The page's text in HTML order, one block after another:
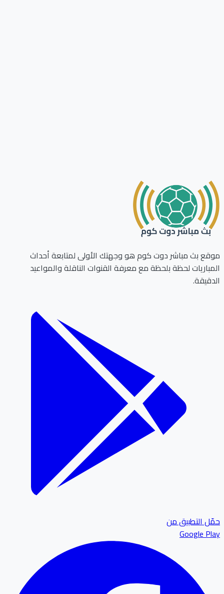
بث مباشر دوت كوم هو وجهتك الأولى لمتابعة أحداث
لحظة بلحظة مع معرفة القنوات الناقلة والمواعيد
التطبيق من
Google